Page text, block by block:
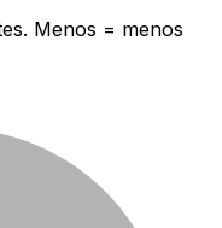
Menos = menos